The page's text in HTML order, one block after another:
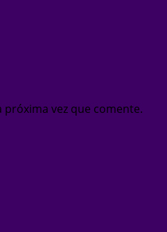
vez que comente.